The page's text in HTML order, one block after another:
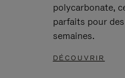
polycarbonate,
parfaits pour
semaines.
DÉCOUVRIR